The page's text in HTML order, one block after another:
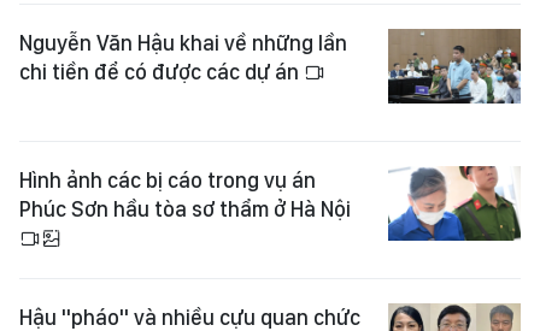
Nguyễn Văn Hậu khai về những lần
chi tiền để có được các dự án
Hình ảnh các bị cáo trong vụ án
Phúc Sơn hầu tòa sơ thẩm ở Hà Nội
Hậu "pháo" và nhiều cựu quan chức